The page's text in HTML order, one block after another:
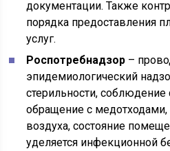
документации. Также
порядка предоставления
услуг.
Роспотребнадзор –
эпидемиологический
стерильности,
обращение с
воздуха, состояние
уделяется инфекционной